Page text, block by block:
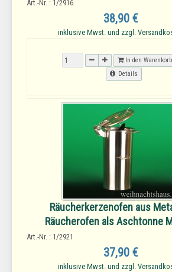
Art.-Nr. : 1/2916
38,90 €
inklusive Mwst. und zzgl.
In den Warenkorb
Details
Räucherkerzenofen aus
Räucherofen als Aschtonne
Art.-Nr. : 1/2921
37,90 €
inklusive Mwst. und zzgl.